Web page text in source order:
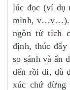
lúc đọc (ví dụ
mình, v…v…).
ngôn từ tích
định, thúc
so sánh và ẩn
đến rồi đi, dù
xúc chứ đừng